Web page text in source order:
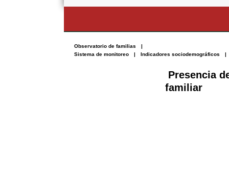
Observatorio de familias
Sistema de monitoreo
Indicadores sociodemográficos
Presencia
familiar